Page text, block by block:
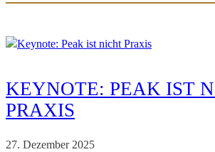
KEYNOTE: PEAK IST
PRAXIS
27. Dezember 2025